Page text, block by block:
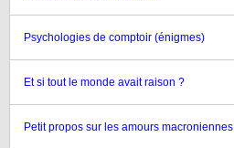
Psychologies de comptoir (énigmes)
Et si tout le monde avait raison ?
Petit propos sur les amours macroniennes